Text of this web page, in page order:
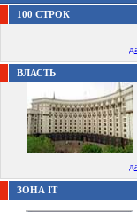
100 СТРОК
ВЛАСТЬ
ЗОНА IT